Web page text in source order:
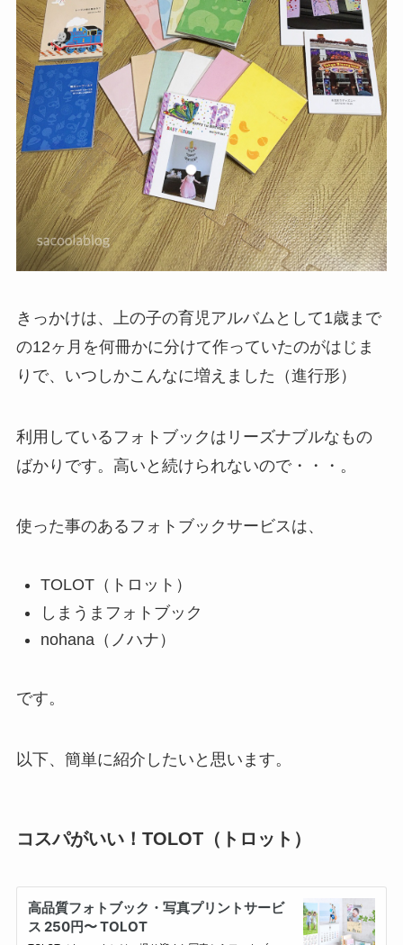
きっかけは、上の子の育児アルバムとして1歳まで
の12ヶ月を何冊かに分けて作っていたのがはじま
りで、いつしかこんなに増えました（進行形）
利用しているフォトブックはリーズナブルなもの
ばかりです。高いと続けられないので・・・。
使った事のあるフォトブックサービスは、
TOLOT（トロット）
しまうまフォトブック
nohana（ノハナ）
です。
以下、簡単に紹介したいと思います。
コスパがいい！TOLOT（トロット）